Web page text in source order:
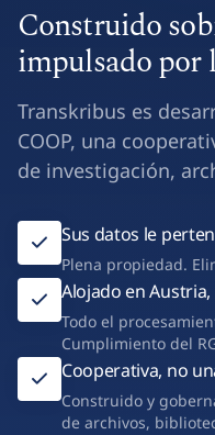
Construido
impulsado por
Transkribus es
COOP, una
de investigación,
Sus datos le
Plena propiedad.
Alojado en Austria,
Todo el
Cumplimiento del
Cooperativa, no
Construido y
de archivos,